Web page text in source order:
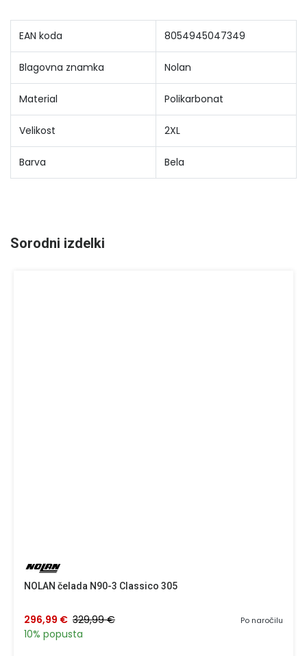
EAN koda 8054945047349
Blagovna znamka Nolan
Material Polikarbonat
Velikost 2XL
Barva Bela
Sorodni izdelki
NOLAN čelada N90-3 Classico 305
Po naročilu
296,99 € 329,99 €
10% popusta